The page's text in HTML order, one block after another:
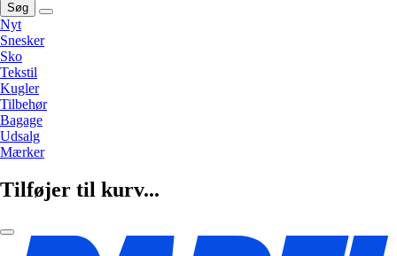
Søg
Nyt
Snesker
Sko
Tekstil
Kugler
Tilbehør
Bagage
Udsalg
Mærker
Tilføjer til kurv...